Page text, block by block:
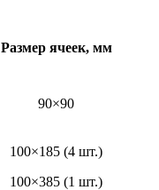
Размер ячеек, мм
90×90
100×185 (4 шт.)
100×385 (1 шт.)